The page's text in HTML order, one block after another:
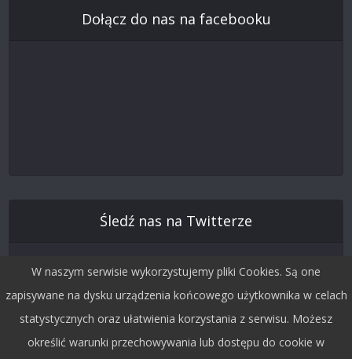
Dołącz do nas na facebooku
Śledź nas na Twitterze
W naszym serwisie wykorzystujemy pliki Cookies. Są one
zapisywane na dysku urządzenia końcowego użytkownika w celach
statystycznych oraz ułatwienia korzystania z serwisu. Możesz
określić warunki przechowywania lub dostępu do cookie w